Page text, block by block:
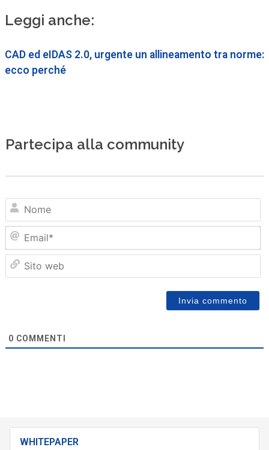
Leggi anche:
CAD ed eIDAS 2.0, urgente un allineamento tra norme:
ecco perché
Partecipa alla community
0 COMMENTI
WHITEPAPER